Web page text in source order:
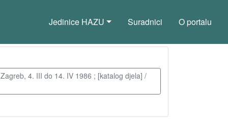
Jedinice HAZU Suradnici O portalu
4. III do 14. IV 1986 ; [katalog djela] /